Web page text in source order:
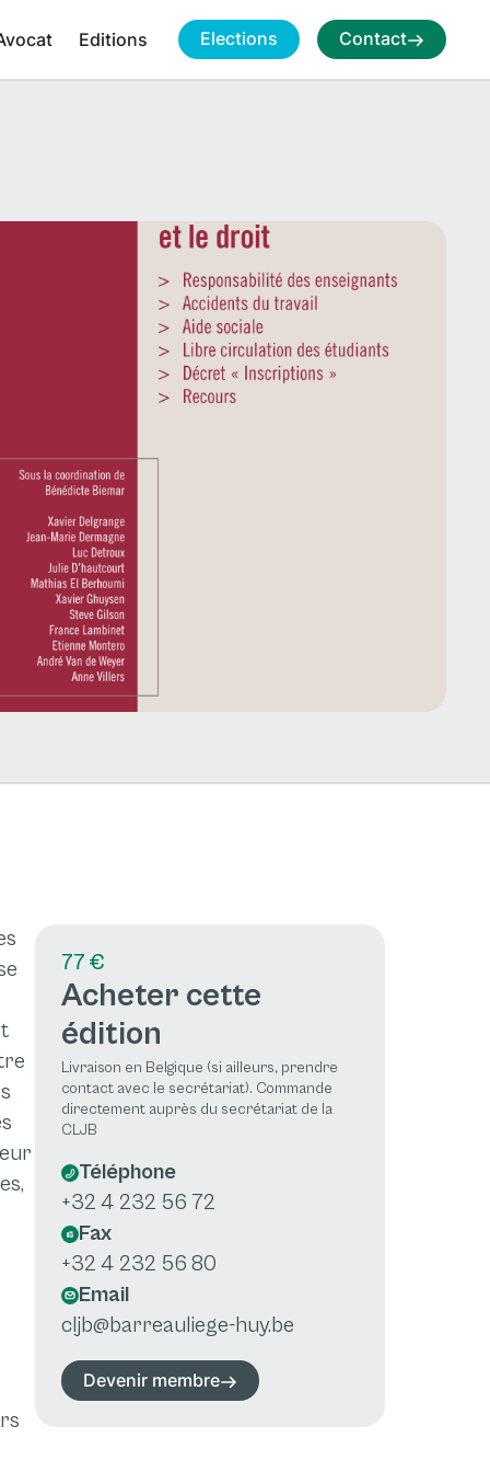
Editions Elections Contact
77 €
Acheter cette
édition
Livraison en Belgique (si ailleurs, prendre
contact avec le secrétariat). Commande
directement auprès du secrétariat de la
CLJB
Téléphone
+32 4 232 56 72
Fax
+32 4 232 56 80
Email
cljb@barreauliege-huy.be
Devenir membre